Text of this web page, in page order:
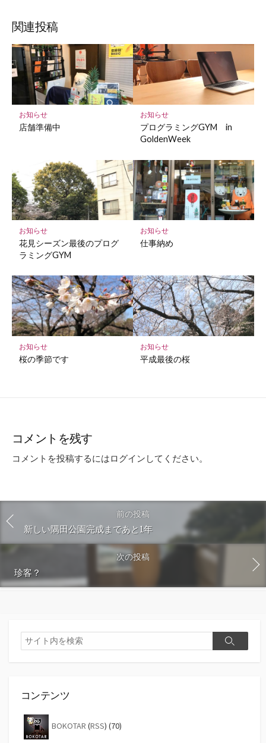
ア
マ
ー
ク
に
保
関連投稿
お知らせ
店舗準備中
お知らせ
プログラミングGYM in
GoldenWeek
お知らせ
花見シーズン最後のプログ
ラミングGYM
お知らせ
仕事納め
お知らせ
桜の季節です
お知らせ
平成最後の桜
コメントを残す
コメントを投稿するにはログイン してください。
前の投稿
新しい隅田公園完成まであと1年
次の投稿
珍客？
検
索
検
コンテンツ
BOKOTAR (RSS) (70)